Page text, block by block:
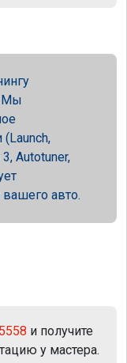
Мы
Autotuner,
вашего авто.
и получите
у мастера.